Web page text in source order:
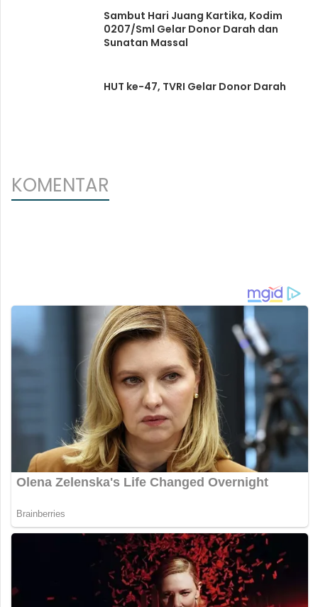
Sambut Hari Juang Kartika, Kodim
0207/Sml Gelar Donor Darah dan
Sunatan Massal
HUT ke-47, TVRI Gelar Donor Darah
KOMENTAR